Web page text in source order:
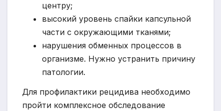
центру;
высокий уровень спайки капсульной
части с окружающими тканями;
нарушения обменных процессов в
организме. Нужно устранить причину
патологии.
Для профилактики рецидива необходимо
пройти комплексное обследование